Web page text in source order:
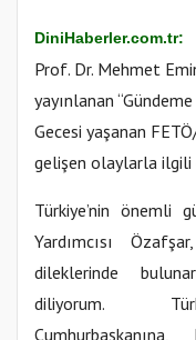
DiniHaberler.com.tr:
Prof. Dr. Mehmet
yayınlanan
Gecesi yaşanan
gelişen olaylarla ilgili
Türkiye’nin önemli
Yardımcısı
dileklerinde
diliyorum.